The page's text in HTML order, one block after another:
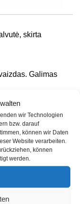
wir Technologien
bzw. darauf
können wir Daten
Website verarbeiten.
können
werden.
skirta
Galimas